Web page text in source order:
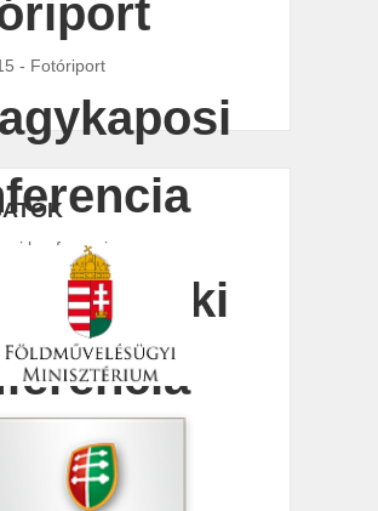
- Fotóriport
konferencia
konferencia